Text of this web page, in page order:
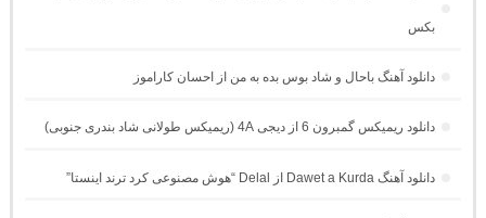
بکس
دانلود آهنگ باحال و شاد بوس بده به من از احسان کاراموز
دانلود ریمیکس گمبرون 6 از دیجی 4A (ریمیکس طولانی شاد بندری جنوبی)
دانلود آهنگ Dawet a Kurda از Delal “هوش مصنوعی کرد ترند اینستا”